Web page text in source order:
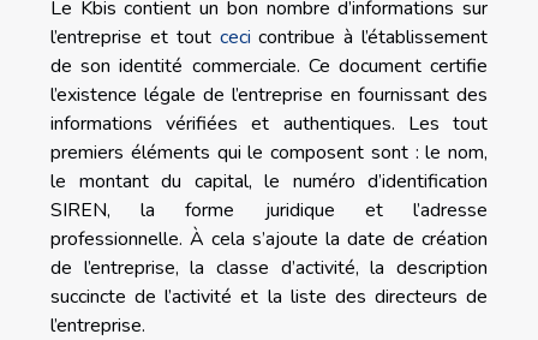
Le Kbis contient un bon nombre d’informations sur
l’entreprise et tout ceci contribue à l’établissement
de son identité commerciale. Ce document certifie
l’existence légale de l’entreprise en fournissant des
informations vérifiées et authentiques. Les tout
premiers éléments qui le composent sont : le nom,
le montant du capital, le numéro d’identification
SIREN, la forme juridique et l’adresse
professionnelle. À cela s’ajoute la date de création
de l’entreprise, la classe d’activité, la description
succincte de l’activité et la liste des directeurs de
l’entreprise.